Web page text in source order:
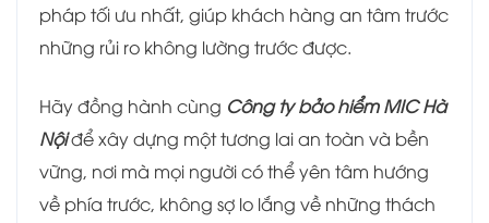
pháp tối ưu nhất, giúp khách hàng an tâm trước
những rủi ro không lường trước được.
Hãy đồng hành cùng Công ty bảo hiểm MIC Hà
Nộiđể xây dựng một tương lai an toàn và bền
vững, nơi mà mọi người có thể yên tâm hướng
về phía trước, không sợ lo lắng về những thách